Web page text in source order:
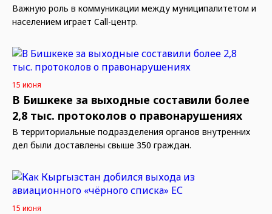
Важную роль в коммуникации между муниципалитетом и
населением играет Call-центр.
15 июня
В Бишкеке за выходные составили более
2,8 тыс. протоколов о правонарушениях
В территориальные подразделения органов внутренних
дел были доставлены свыше 350 граждан.
15 июня